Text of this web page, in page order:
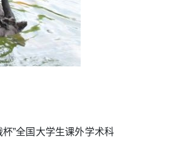
”全国大学生课外学术科